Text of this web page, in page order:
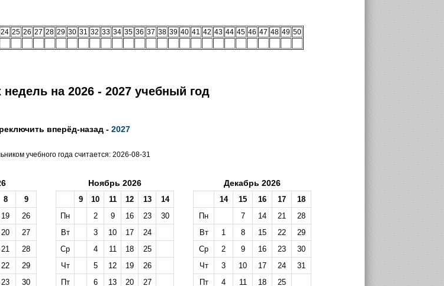
24 25 26 27 28 29 30 31 32 33 34 35 36 37 38 39 40 41 42 43 44 45 46 47 48 49 50
на 2026 - 2027 учебный год
вперёд-назад - 2027
учебного года считается: 2026-08-31
8
9
19
26
20
27
21
28
22
29
23
30
Ноябрь 2026
9 10 11 12 13
14
Пн
2 9 16 23
30
Вт
3 10 17
24
Ср
4 11 18
25
Чт
5 12 19
26
Пт
6 13 20
27
Декабрь 2026
14 15 16 17
18
Пн
7 14 21
28
Вт
1 8 15 22
29
Ср
2 9 16 23
30
Чт
3 10 17 24
31
Пт
4 11 18
25